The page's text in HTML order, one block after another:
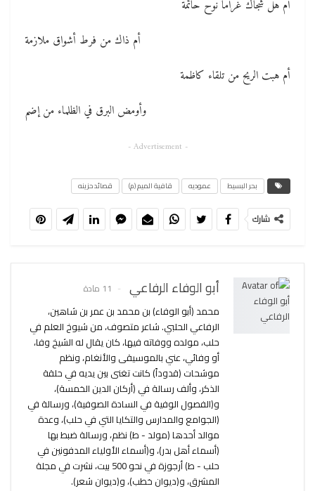
أم هل شجاك غراما نوح حائمة
أم ذاك من فرط أشواق ملازمة
أم هبت الريح من تلقاء كاظمة
وأومض البرق في الظلماء من إضم
- Advertisement -
بحر البسيط عموديه قافية الميم (م) قصائد حزينه
شارك
أبو الوفاء الرفاعي 11 مادة
محمد (أبو الوفاء) بن محمد بن عمر بن شاهين،
الرفاعي الحلبي. شاعر متصوف، من شيوخ العلم في
حلب، مولده ووفاته فيها، كان يقال له الشيخ وفا،
أو وفائي، عني بالموسيقى والأنغام، ونظم
موشحات (قدوداً) كانت تغنى بين يديه في حلقة
الذكر، وألف رسالة في (أركان الدين الخمسة)،
و(الفصول الوفية في السادة الصوفية)، ورسالة في
(الجوامع والمدارس والتكايا التي في حلب)، وعدة
موالد أحدها (مولد - ط) نظم، ورسالة ضبط بها
(أسماء أهل بدر)، و(أسماء الأولياء المدفونين في
حلب - ط) أرجوزة في نحو 500 بيت، نشرت في مجلة
المشرق، و(ديوان خطب)، و(ديوان شعر).